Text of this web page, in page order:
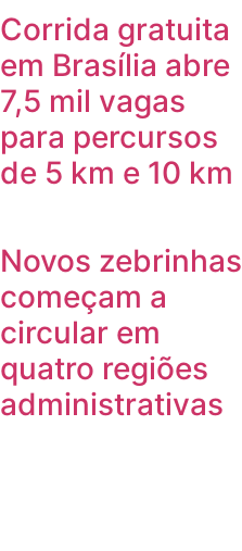
Corrida gratuita
em Brasília abre
7,5 mil vagas
para percursos
de 5 km e 10 km
Novos zebrinhas
começam a
circular em
quatro regiões
administrativas